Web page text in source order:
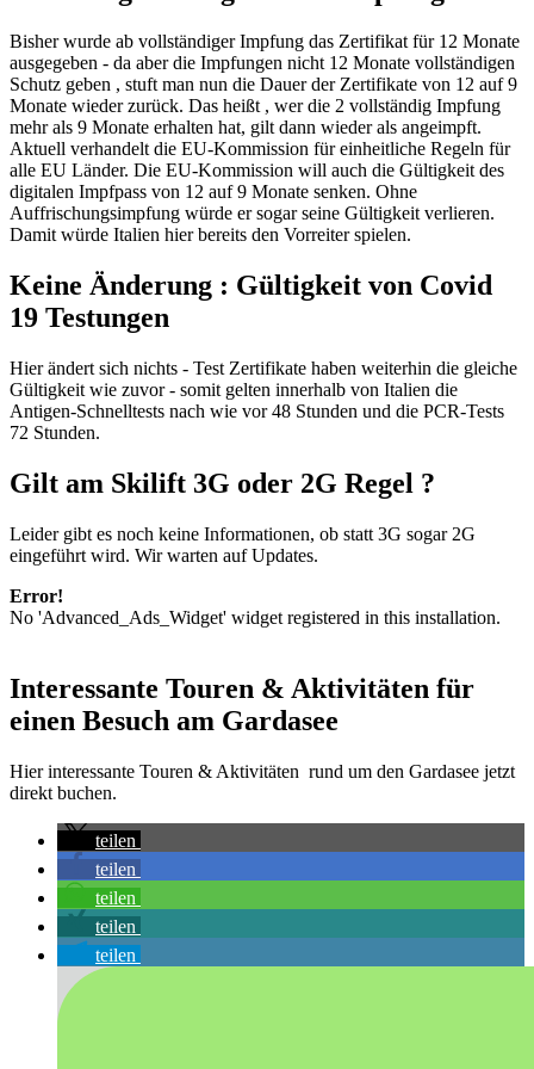
Bisher wurde ab vollständiger Impfung das Zertifikat für 12 Monate
ausgegeben - da aber die Impfungen nicht 12 Monate vollständigen
Schutz geben , stuft man nun die Dauer der Zertifikate von 12 auf 9
Monate wieder zurück. Das heißt , wer die 2 vollständig Impfung
mehr als 9 Monate erhalten hat, gilt dann wieder als angeimpft.
Aktuell verhandelt die EU-Kommission für einheitliche Regeln für
alle EU Länder. Die EU-Kommission will auch die Gültigkeit des
digitalen Impfpass von 12 auf 9 Monate senken. Ohne
Auffrischungsimpfung würde er sogar seine Gültigkeit verlieren.
Damit würde Italien hier bereits den Vorreiter spielen.
Keine Änderung : Gültigkeit von Covid
19 Testungen
Hier ändert sich nichts - Test Zertifikate haben weiterhin die gleiche
Gültigkeit wie zuvor - somit gelten innerhalb von Italien die
Antigen-Schnelltests nach wie vor 48 Stunden und die PCR-Tests
72 Stunden.
Gilt am Skilift 3G oder 2G Regel ?
Leider gibt es noch keine Informationen, ob statt 3G sogar 2G
eingeführt wird. Wir warten auf Updates.
Error!
No 'Advanced_Ads_Widget' widget registered in this installation.
Interessante Touren & Aktivitäten für
einen Besuch am Gardasee
Hier interessante Touren & Aktivitäten rund um den Gardasee jetzt
direkt buchen.
teilen
teilen
teilen
teilen
teilen